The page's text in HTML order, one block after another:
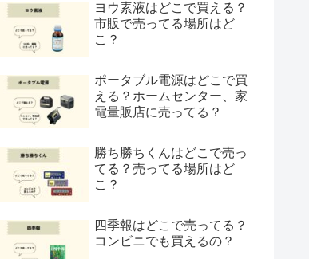
ヨウ素液はどこで買える？
市販で売ってる場所はど
こ？
ポータブル電源はどこで買
える？ホームセンター、家
電量販店に売ってる？
勝ち勝ちくんはどこで売っ
てる？売ってる場所はど
こ？
四季報はどこで売ってる？
コンビニでも買えるの？